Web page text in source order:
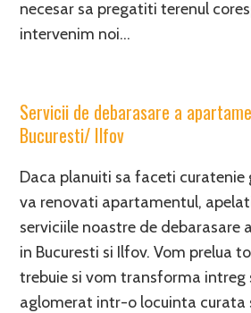
necesar sa pregatiti terenul
intervenim noi…
Servicii de debarasare a
Bucuresti/ Ilfov
Daca planuiti sa faceti curatenie
va renovati apartamentul,
serviciile noastre de debarasare
in Bucuresti si Ilfov. Vom prelua
trebuie si vom transforma
aglomerat intr-o locuinta curata